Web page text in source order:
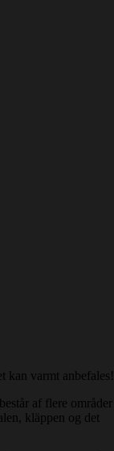
kan varmt anbefales!
af flere områder
kläppen og det